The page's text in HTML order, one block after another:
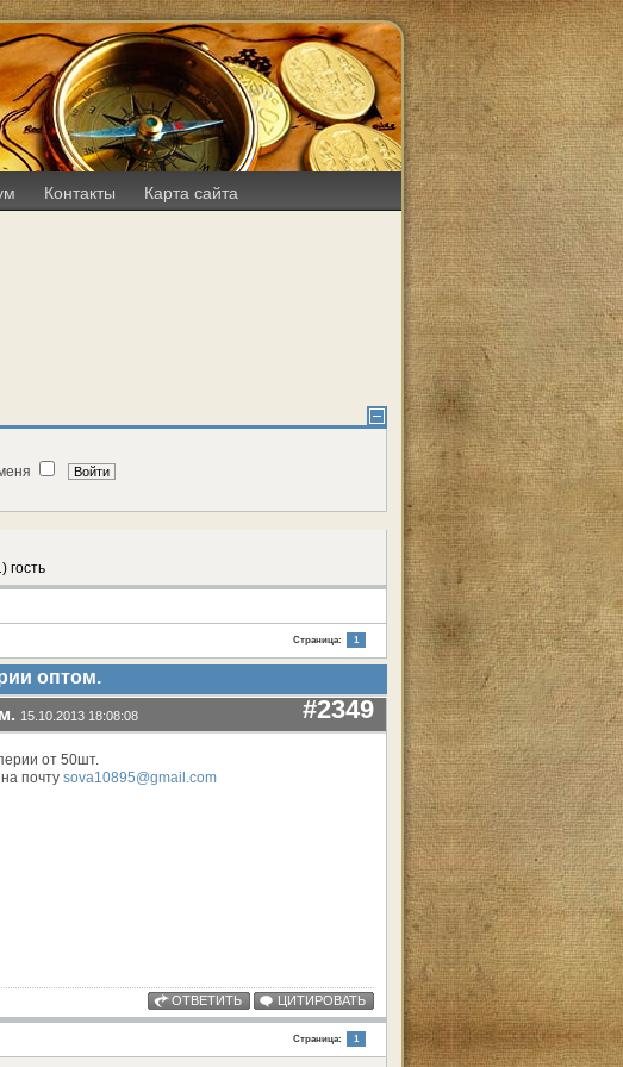
Контакты Карта сайта
гость
Страница: 1
оптом.
15.10.2013 18:08:08 #2349
от 50шт.
почту sova10895@gmail.com
ОТВЕТИТЬ ЦИТИРОВАТЬ
Страница: 1